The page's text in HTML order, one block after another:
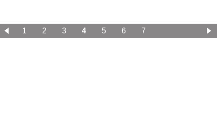
1 2 3 4 5 6 7